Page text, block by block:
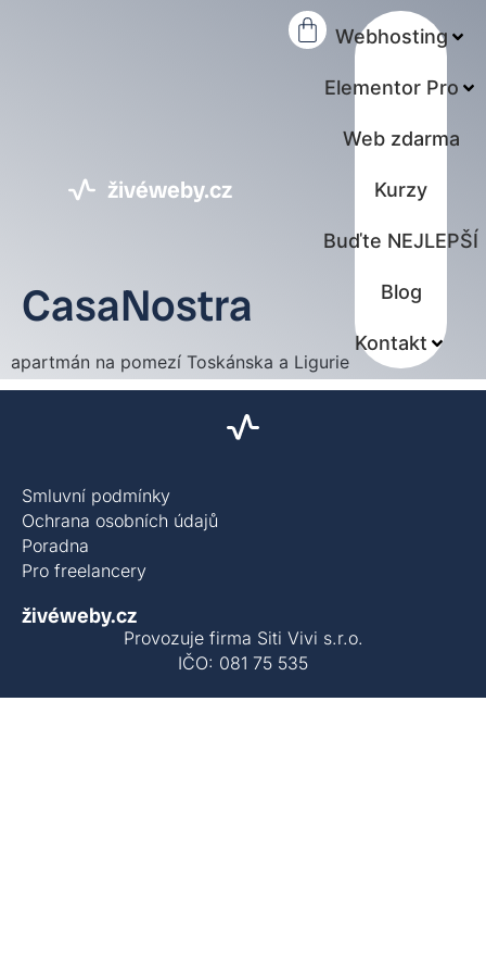
živéweby.cz
Webhosting
Elementor Pro
Web zdarma
Kurzy
Buďte NEJLEPŠÍ
Blog
Kontakt
CasaNostra
apartmán na pomezí Toskánska a Ligurie
Smluvní podmínky
Ochrana osobních údajů
Poradna
Pro freelancery
živéweby.cz
Provozuje firma Siti Vivi s.r.o.
IČO: 081 75 535